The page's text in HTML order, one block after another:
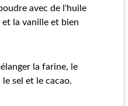
avec de l'huile
la vanille et bien
la farine, le
sel et le cacao.